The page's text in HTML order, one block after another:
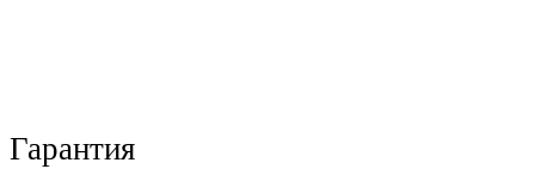
Гарантия